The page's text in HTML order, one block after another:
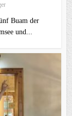
Buam der
und...